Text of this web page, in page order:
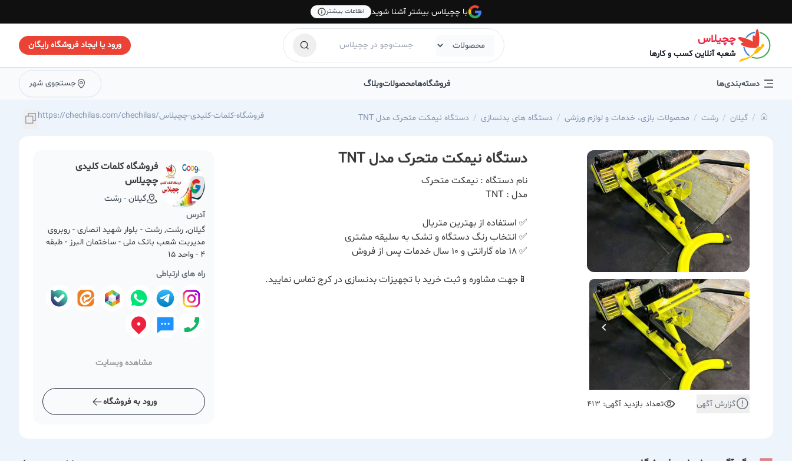
با چچیلاس بیشتر آشنا شوید اطلاعات بیشتر
چچیلاس
شعبه آنلاین کسب و کارها
ورود یا ایجاد فروشگاه رایگان
دسته‌بندی‌ها فروشگاه‌هامحصولاتوبلاگ جستجوی شهر
گیلان رشت محصولات بازی، خدمات و لوازم ورزشی دستگاه های بدنسازی دستگاه نیمکت متحرک مدل TNT https://chechilas.com/chechilas/فروشگاه-کلمات-کلیدی-چچیلاس
گزارش آگهی تعداد بازدید آگهی: 413
دستگاه نیمکت متحرک مدل TNT
نام دستگاه : نیمکت متحرک
مدل : TNT
✅️ استفاده از بهترین متریال
✅️ انتخاب رنگ دستگاه و تشک به سلیقه مشتری
✅️ ۱۸ ماه گارانتی و ۱۰ سال خدمات پس از فروش
📱جهت مشاوره و ثبت خرید با تجهیزات بدنسازی در کرج تماس نمایید.
فروشگاه کلمات کلیدی
چچیلاس
گیلان - رشت
آدرس
گیلان, رشت, رشت - بلوار شهید انصاری - روبروی
مدیریت شعب بانک ملی - ساختمان البرز - طبقه
4 - واحد 15
راه های ارتباطی
مشاهده وبسایت
ورود به فروشگاه